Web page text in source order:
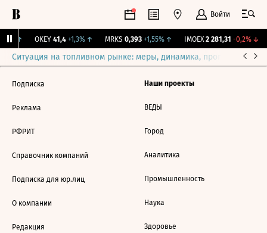
Войти
↑ OKEY 41,4 +1,3%↑ MRKS 0,393 +1,55%↑ IMOEX 2 281,31 -0,2%↓
Ситуация на топливном рынке: меры, динамика, прогнозы
Подписка
Реклама
РФРИТ
Справочник компаний
Подписка для юр.лиц
О компании
Редакция
Наши проекты
ВЕДЫ
Город
Аналитика
Промышленность
Наука
Здоровье